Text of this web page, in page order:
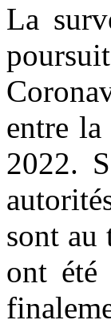
La
entre la
2022.
sont au
ont été